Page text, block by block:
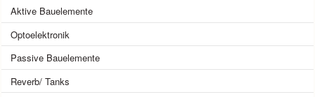
Aktive Bauelemente
Optoelektronik
Passive Bauelemente
Reverb/ Tanks